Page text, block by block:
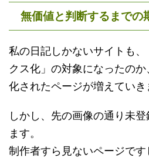
無価値と判断するまでの
私の日記しかないサイトも
クス化」の対象になったの
化されたページが増えていき
しかし、先の画像の通り未
ます。
制作者すら見ないページで